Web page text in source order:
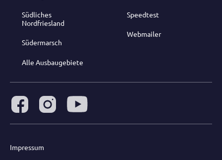
Südliches
Nordfriesland
Südermarsch
Alle Ausbaugebiete
Speedtest
Webmailer
Impressum